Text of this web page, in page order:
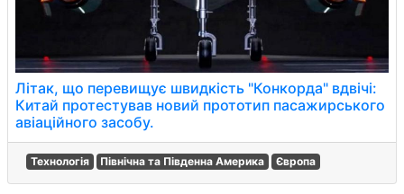
Літак, що перевищує швидкість "Конкорда" вдвічі:
Китай протестував новий прототип пасажирського
авіаційного засобу.
Технологія Північна та Південна Америка Європа